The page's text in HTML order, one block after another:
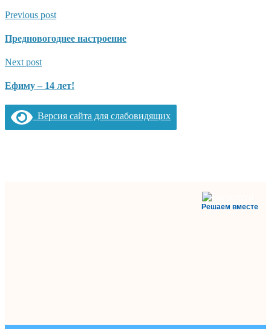
Previous post
Предновогоднее настроение
Next post
Ефиму – 14 лет!
Версия сайта для слабовидящих
Решаем вместе